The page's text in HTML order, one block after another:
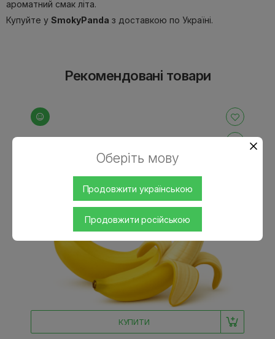
Оберіть мову
Продовжити українською
Продовжити російською
ароматний смак літа.
Купуйте у SmokyPanda з доставкою по Україні.
Рекомендовані товари
КУПИТИ